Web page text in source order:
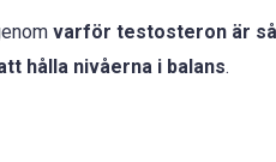
varför testosteron är
hålla nivåerna i balans.